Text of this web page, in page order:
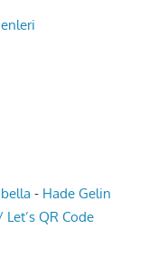
- Hade Gelin
Let’s QR Code